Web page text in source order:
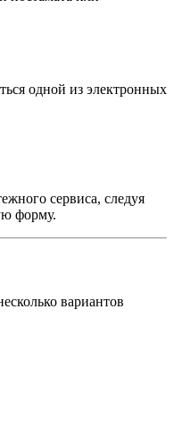
одной из электронных
сервиса, следуя
форму.
вариантов